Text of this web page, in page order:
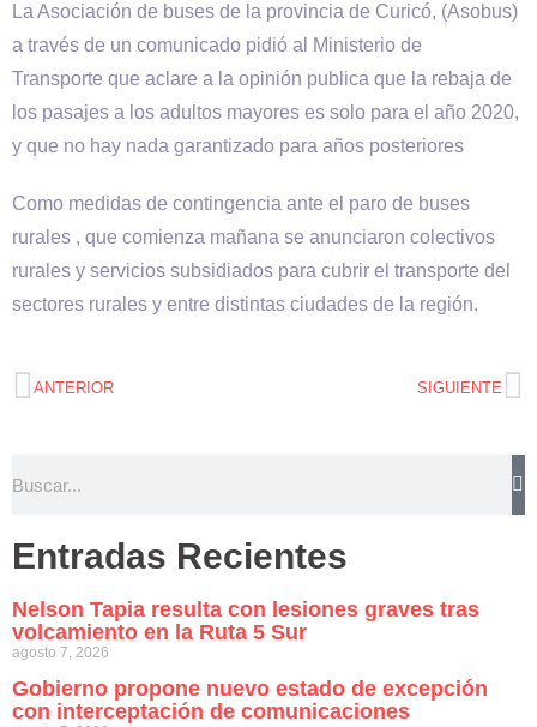
La Asociación de buses de la provincia de Curicó, (Asobus)
a través de un comunicado pidió al Ministerio de
Transporte que aclare a la opinión publica que la rebaja de
los pasajes a los adultos mayores es solo para el año 2020,
y que no hay nada garantizado para años posteriores
Como medidas de contingencia ante el paro de buses
rurales , que comienza mañana se anunciaron colectivos
rurales y servicios subsidiados para cubrir el transporte del
sectores rurales y entre distintas ciudades de la región.
ANTERIOR SIGUIENTE
Entradas Recientes
Nelson Tapia resulta con lesiones graves tras
volcamiento en la Ruta 5 Sur
agosto 7, 2026
Gobierno propone nuevo estado de excepción
con interceptación de comunicaciones